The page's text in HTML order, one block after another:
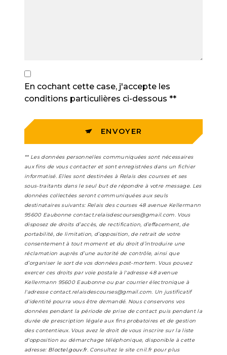
En cochant cette case, j'accepte les
conditions particulières ci-dessous **
ENVOYER
** Les données personnelles communiquées sont nécessaires
aux fins de vous contacter et sont enregistrées dans un fichier
informatisé. Elles sont destinées à Relais des courses et ses
sous-traitants dans le seul but de répondre à votre message. Les
données collectées seront communiquées aux seuls
destinataires suivants: Relais des courses 48 avenue Kellermann
95600 Eaubonne contact.relaisdescourses@gmail.com. Vous
disposez de droits d’accès, de rectification, d’effacement, de
portabilité, de limitation, d’opposition, de retrait de votre
consentement à tout moment et du droit d’introduire une
réclamation auprès d’une autorité de contrôle, ainsi que
d’organiser le sort de vos données post-mortem. Vous pouvez
exercer ces droits par voie postale à l'adresse 48 avenue
Kellermann 95600 Eaubonne ou par courrier électronique à
l'adresse contact.relaisdescourses@gmail.com. Un justificatif
d'identité pourra vous être demandé. Nous conservons vos
données pendant la période de prise de contact puis pendant la
durée de prescription légale aux fins probatoires et de gestion
des contentieux. Vous avez le droit de vous inscrire sur la liste
d'opposition au démarchage téléphonique, disponible à cette
adresse: Bloctel.gouv.fr. Consultez le site cnil.fr pour plus